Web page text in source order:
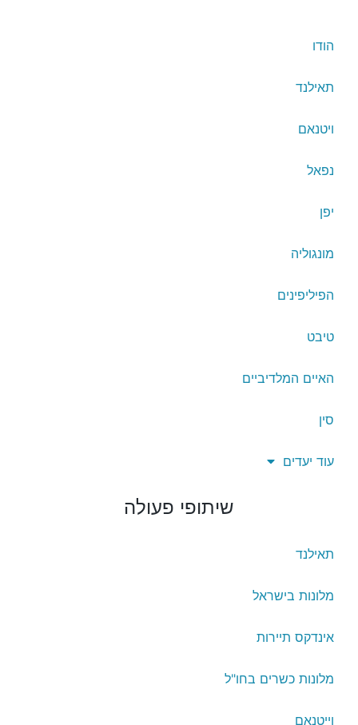
הודו
תאילנד
ויטנאם
נפאל
יפן
מונגוליה
הפיליפינים
טיבט
האיים המלדיביים
סין
עוד יעדים
שיתופי פעולה
תאילנד
מלונות בישראל
אינדקס תיירות
מלונות כשרים בחו"ל
וייטנאם